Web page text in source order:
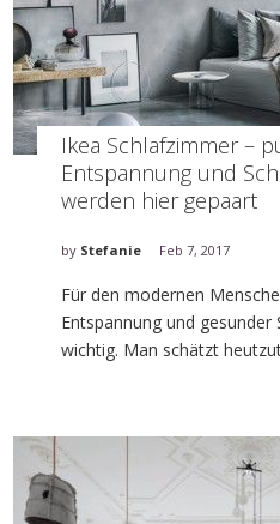
Ikea Schlafzimmer –
Entspannung und
werden hier gepaart
by Stefanie Feb 7, 2017
Für den modernen
Entspannung und gesunder
wichtig. Man schätzt